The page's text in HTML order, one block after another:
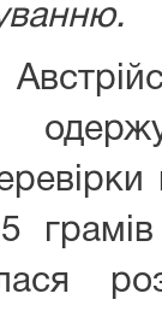
грамів